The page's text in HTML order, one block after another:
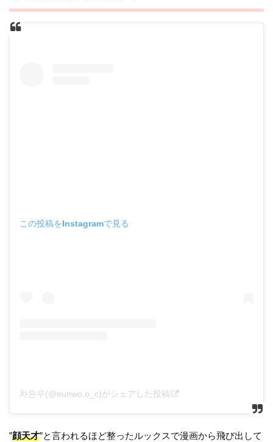
この投稿をInstagramで見る
차은우(@eunwo.o_c)がシェアした投稿
”顔天才”と言われるほど整ったルックスで漫画から飛び出して